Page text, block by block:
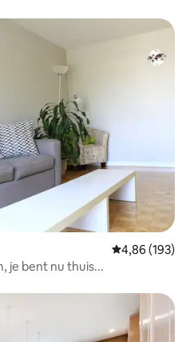
Gemiddelde
4,86 (193)
je bent nu thuis...